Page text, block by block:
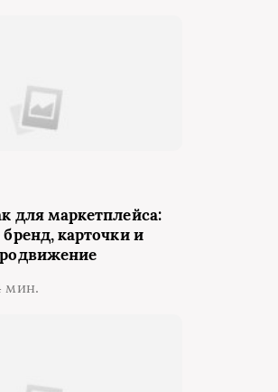
для маркетплейса:
карточки и
мин.